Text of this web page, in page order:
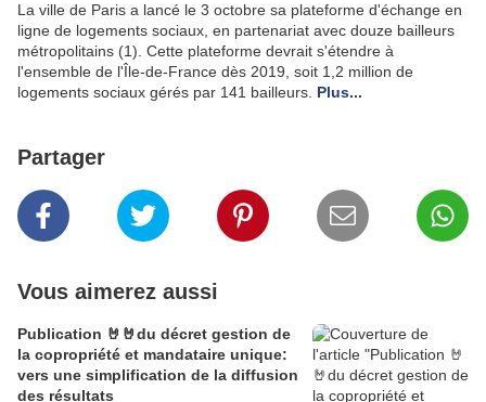
La ville de Paris a lancé le 3 octobre sa plateforme d'échange en
ligne de logements sociaux, en partenariat avec douze bailleurs
métropolitains (1). Cette plateforme devrait s'étendre à
l'ensemble de l'Île-de-France dès 2019, soit 1,2 million de
logements sociaux gérés par 141 bailleurs. Plus...
Partager
Vous aimerez aussi
Publication 🤘🤘du décret gestion de
la copropriété et mandataire unique:
vers une simplification de la diffusion
des résultats